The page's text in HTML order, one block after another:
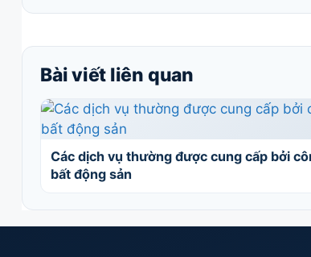
Bài viết liên quan
Các dịch vụ thường được cung cấp bởi
bất động sản